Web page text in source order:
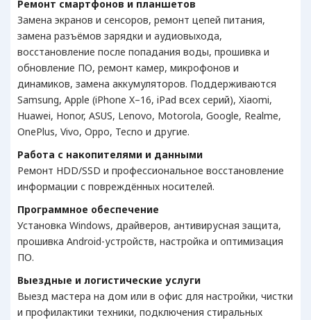
Ремонт смартфонов и планшетов
Замена экранов и сенсоров, ремонт цепей питания,
замена разъёмов зарядки и аудиовыхода,
восстановление после попадания воды, прошивка и
обновление ПО, ремонт камер, микрофонов и
динамиков, замена аккумуляторов. Поддерживаются
Samsung, Apple (iPhone X–16, iPad всех серий), Xiaomi,
Huawei, Honor, ASUS, Lenovo, Motorola, Google, Realme,
OnePlus, Vivo, Oppo, Tecno и другие.
Работа с накопителями и данными
Ремонт HDD/SSD и профессиональное восстановление
информации с повреждённых носителей.
Программное обеспечение
Установка Windows, драйверов, антивирусная защита,
прошивка Android-устройств, настройка и оптимизация
ПО.
Выездные и логистические услуги
Выезд мастера на дом или в офис для настройки, чистки
и профилактики техники, подключения стиральных